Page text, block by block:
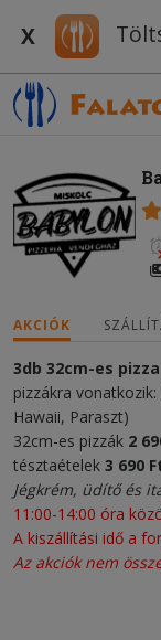
X
AKCIÓK
3db 32cm-es pizza
pizzákra
Hawaii, Paraszt)
32cm-es pizzák 2
tésztaételek 3 690
Jégkrém, üdítő és
11:00-14:00 óra
A kiszállítási idő a
Az akciók nem